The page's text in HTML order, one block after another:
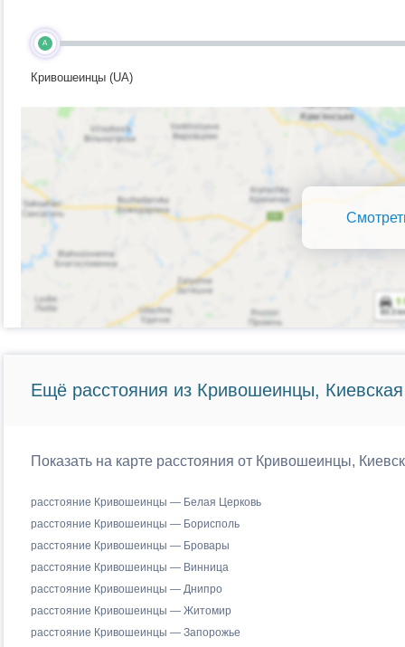
A
Кривошеинцы (UA)
Ещё расстояния из Кривошеинцы,
Показать на карте расстояния от Кривошеинцы,
расстояние Кривошеинцы — Белая Церковь
расстояние Кривошеинцы — Борисполь
расстояние Кривошеинцы — Бровары
расстояние Кривошеинцы — Винница
расстояние Кривошеинцы — Днипро
расстояние Кривошеинцы — Житомир
расстояние Кривошеинцы — Запорожье